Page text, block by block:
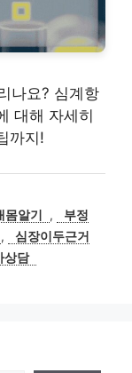
나요? 심계항
대해 자세히
까지!
몸알기 ,
부정
,
심장이두근거
상담